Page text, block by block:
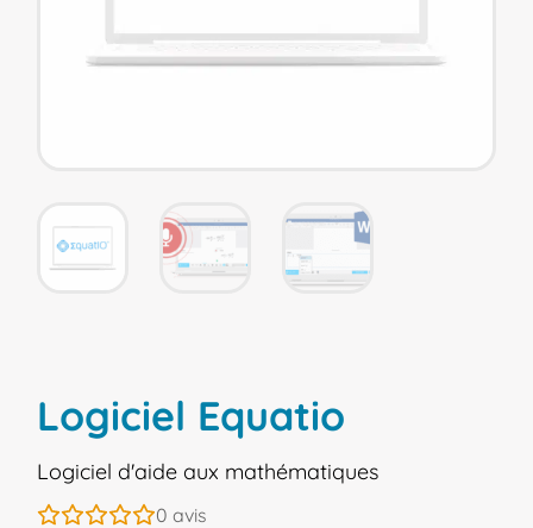
Logiciel Equatio
Logiciel d'aide aux mathématiques
0 avis